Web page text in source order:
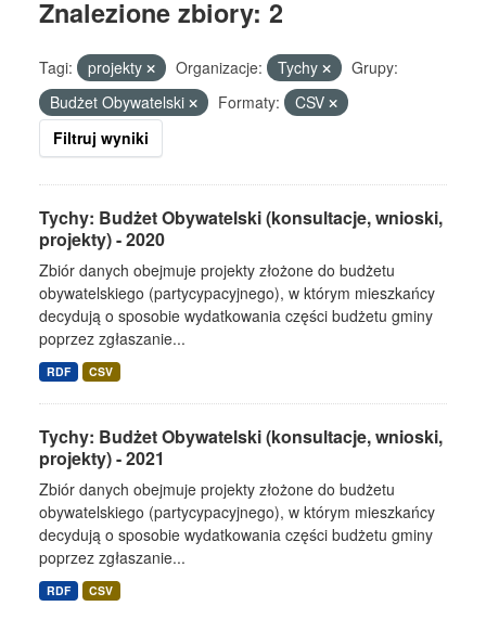
Znalezione zbiory: 2
Tagi: projekty Organizacje: Tychy
Grupy:
Budżet Obywatelski
Formaty:
CSV
Filtruj wyniki
Tychy: Budżet Obywatelski (konsultacje, wnioski,
projekty) - 2020
Zbiór danych obejmuje projekty złożone do budżetu
obywatelskiego (partycypacyjnego), w którym mieszkańcy
decydują o sposobie wydatkowania części budżetu gminy
poprzez zgłaszanie...
RDF CSV
Tychy: Budżet Obywatelski (konsultacje, wnioski,
projekty) - 2021
Zbiór danych obejmuje projekty złożone do budżetu
obywatelskiego (partycypacyjnego), w którym mieszkańcy
decydują o sposobie wydatkowania części budżetu gminy
poprzez zgłaszanie...
RDF CSV